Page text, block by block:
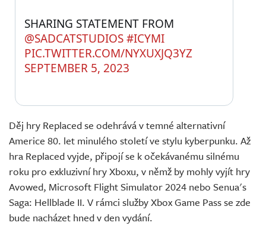
@SADCATSTUDIOS#ICYMI
PIC.TWITTER.COM/NYXUXJQ3YZ
SEPTEMBER 5, 2023
Děj hry Replaced se odehrává v temné alternativní
Americe 80. let minulého století ve stylu kyberpunku. Až
hra Replaced vyjde, připojí se k očekávanému silnému
roku pro exkluzivní hry Xboxu, v němž by mohly vyjít hry
Avowed, Microsoft Flight Simulator 2024 nebo Senua's
Saga: Hellblade II. V rámci služby Xbox Game Pass se zde
bude nacházet hned v den vydání.